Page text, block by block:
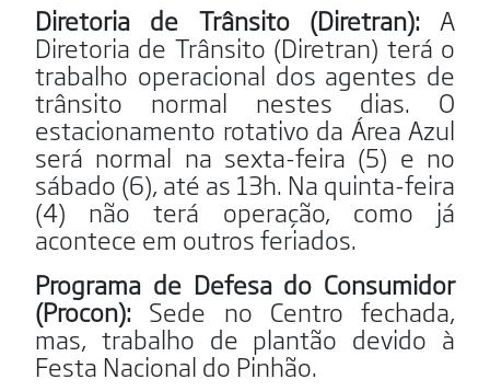
Diretoria de Trânsito (Diretran): A
Diretoria de Trânsito (Diretran) terá o
trabalho operacional dos agentes de
trânsito normal nestes dias. O
estacionamento rotativo da Área Azul
será normal na sexta-feira (5) e no
sábado (6), até as 13h. Na quinta-feira
(4) não terá operação, como já
acontece em outros feriados.
Programa de Defesa do Consumidor
(Procon): Sede no Centro fechada,
mas, trabalho de plantão devido à
Festa Nacional do Pinhão.